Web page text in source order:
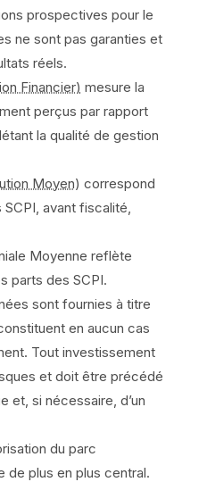
prospectives pour le
ne sont pas garanties et
réels.
Financier) mesure la
perçus par rapport
la qualité de gestion
Moyen) correspond
avant fiscalité,
Moyenne reflète
parts des SCPI.
sont fournies à titre
en aucun cas
Tout investissement
et doit être précédé
et, si nécessaire, d’un
du parc
de plus en plus central.